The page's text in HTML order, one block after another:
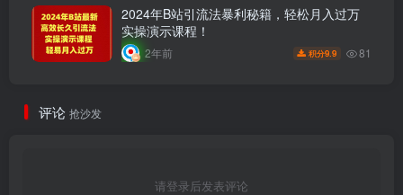
2024年B站引流法暴利秘籍，轻松月入过万
实操演示课程！
2年前 积分9.9 81
评论 抢沙发
请登录后发表评论